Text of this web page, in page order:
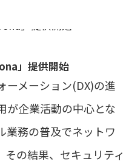
年1月）
」提供開始
」提供開始
メーション(DX)の進
が企業活動の中心とな
業務の普及でネットワ
の結果、セキュリティ